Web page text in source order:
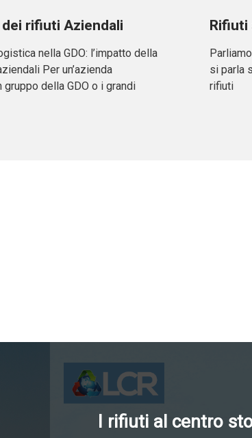
rifiuti Aziendali
nella GDO: l’impatto della
Per un’azienda
gruppo della GDO o i grandi
Rifiuti
si parla
rifiuti
I rifiuti al centro